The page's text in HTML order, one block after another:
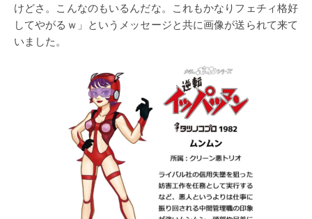
けどさ。こんなのもいるんだな。これもかなりフェチィ格好
してやがるｗ」というメッセージと共に画像が送られて来て
いました。